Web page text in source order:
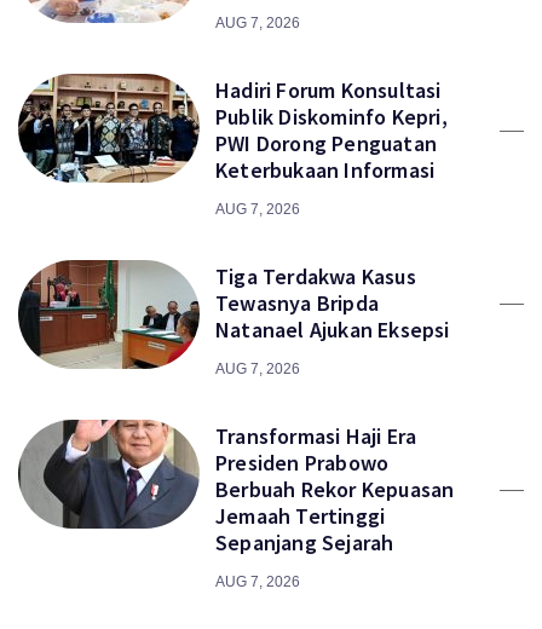
AUG 7, 2026
Hadiri Forum Konsultasi
Publik Diskominfo Kepri,
PWI Dorong Penguatan
Keterbukaan Informasi
AUG 7, 2026
Tiga Terdakwa Kasus
Tewasnya Bripda
Natanael Ajukan Eksepsi
AUG 7, 2026
Transformasi Haji Era
Presiden Prabowo
Berbuah Rekor Kepuasan
Jemaah Tertinggi
Sepanjang Sejarah
AUG 7, 2026